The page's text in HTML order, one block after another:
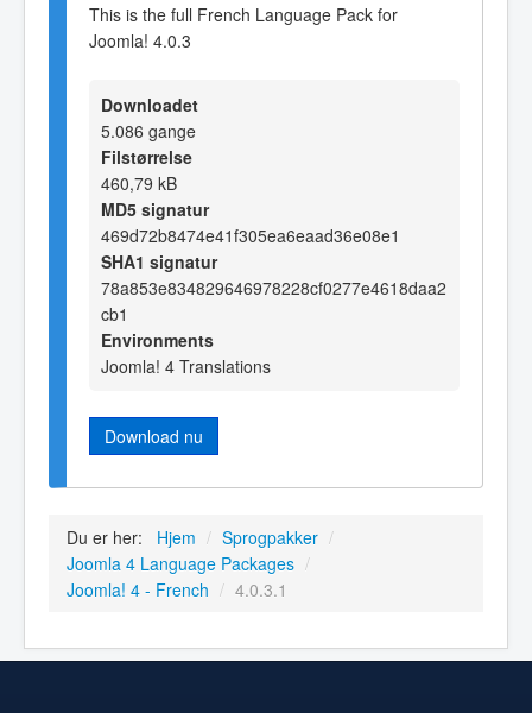
This is the full French Language Pack for
Joomla! 4.0.3
Downloadet
5.086 gange
Filstørrelse
460,79 kB
MD5 signatur
469d72b8474e41f305ea6eaad36e08e1
SHA1 signatur
78a853e834829646978228cf0277e4618daa2
cb1
Environments
Joomla! 4 Translations
Download nu
Du er her: Hjem / Sprogpakker /
Joomla 4 Language Packages /
Joomla! 4 - French / 4.0.3.1